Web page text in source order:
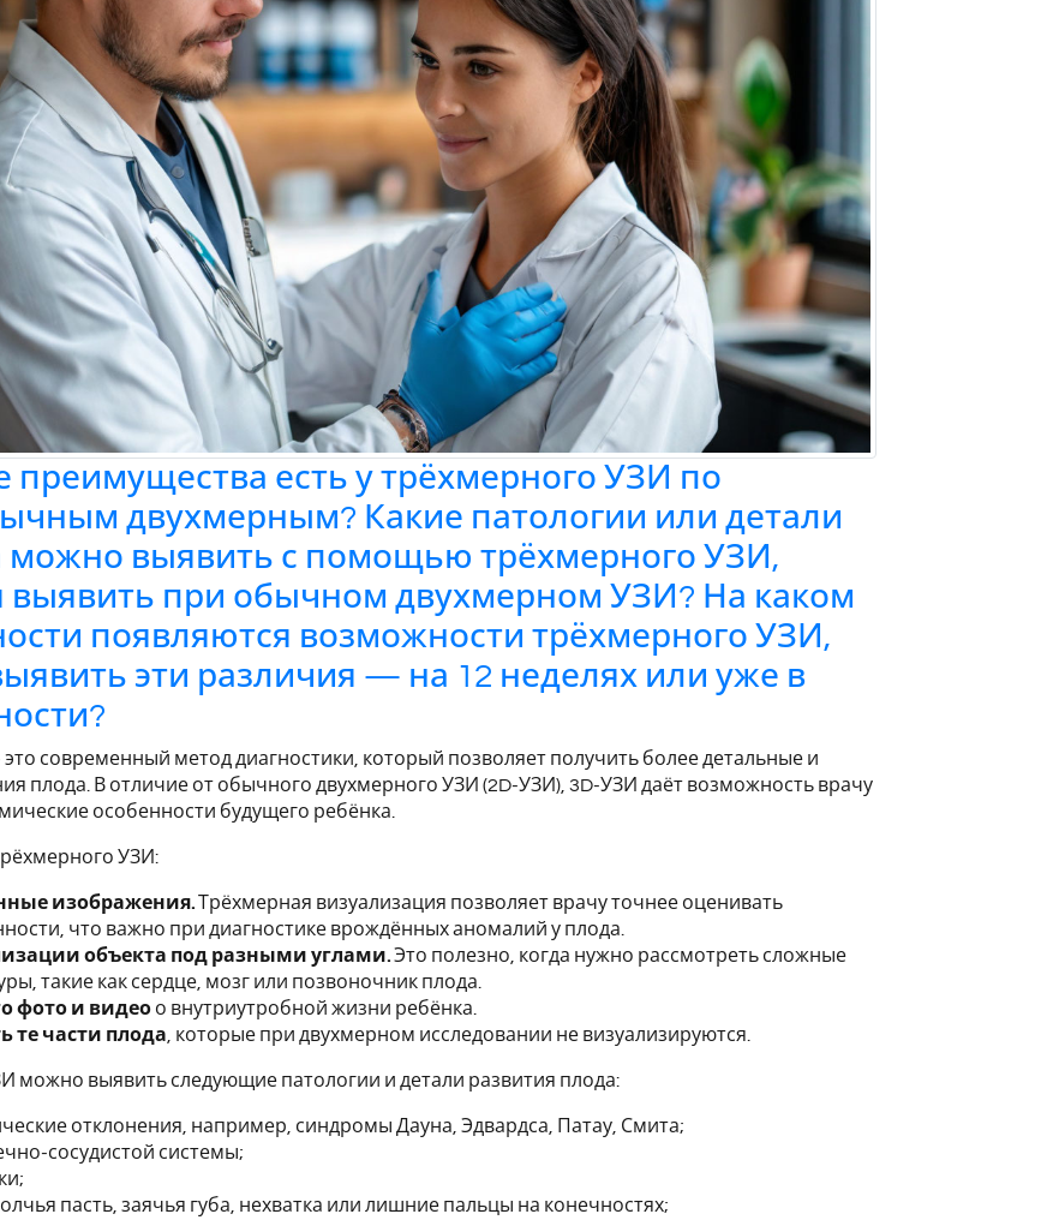
преимущества есть у трёхмерного УЗИ по
двухмерным? Какие патологии или детали
можно выявить с помощью трёхмерного УЗИ,
выявить при обычном двухмерном УЗИ? На каком
появляются возможности трёхмерного УЗИ,
эти различия — на 12 неделях или уже в
современный метод диагностики, который позволяет получить более детальные и
плода. В отличие от обычного двухмерного УЗИ (2D-УЗИ), 3D-УЗИ даёт возможность врачу
особенности будущего ребёнка.
УЗИ:
изображения.Трёхмерная визуализация позволяет врачу точнее оценивать
что важно при диагностике врождённых аномалий у плода.
объекта под разными углами.Это полезно, когда нужно рассмотреть сложные
такие как сердце, мозг или позвоночник плода.
фото и видео о внутриутробной жизни ребёнка.
те части плода , которые при двухмерном исследовании не визуализируются.
можно выявить следующие патологии и детали развития плода:
отклонения, например, синдромы Дауна, Эдвардса, Патау, Смита;
сосудистой системы;
пасть, заячья губа, нехватка или лишние пальцы на конечностях;